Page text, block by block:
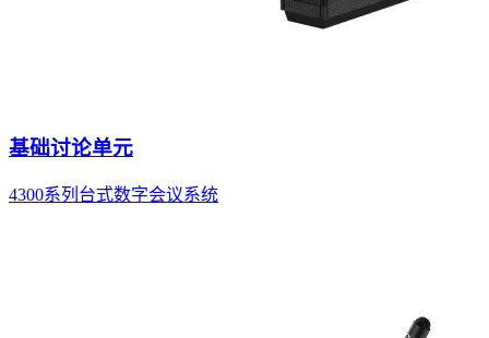
基础讨论单元
4300系列台式数字会议系统